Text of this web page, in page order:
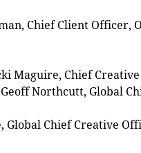
Chief Client Officer,
Maguire, Chief
Northcutt, Global
Chief Creative